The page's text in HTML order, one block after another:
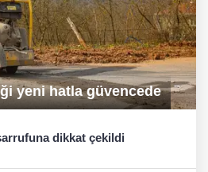
yeni hatla güvencede
dikkat çekildi